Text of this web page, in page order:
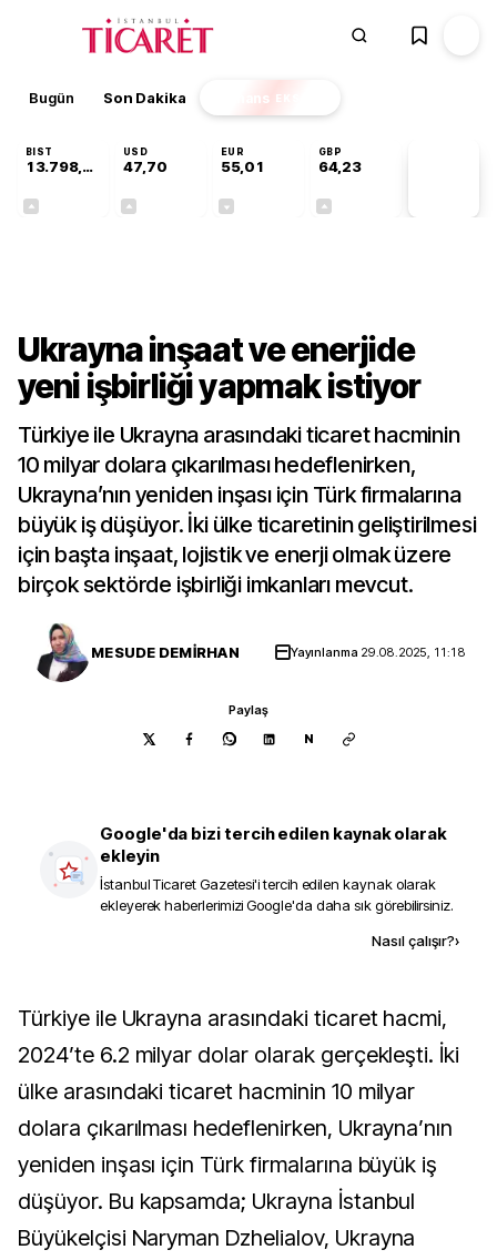
Bugün Son Dakika Finans EKSTRA
BIST
13.798,82
USD
47,70
EUR
55,01
GBP
64,23
Ukrayna inşaat ve enerjide
yeni işbirliği yapmak istiyor
Türkiye ile Ukrayna arasındaki ticaret hacminin
10 milyar dolara çıkarılması hedeflenirken,
Ukrayna’nın yeniden inşası için Türk firmalarına
büyük iş düşüyor. İki ülke ticaretinin geliştirilmesi
için başta inşaat, lojistik ve enerji olmak üzere
birçok sektörde işbirliği imkanları mevcut.
MESUDE DEMİRHAN Yayınlanma 29.08.2025, 11:18
Paylaş
N
Google'da bizi tercih edilen kaynak olarak
ekleyin
İstanbul Ticaret Gazetesi'i tercih edilen kaynak olarak
ekleyerek haberlerimizi Google'da daha sık görebilirsiniz.
Nasıl çalışır?›
Türkiye ile Ukrayna arasındaki ticaret hacmi,
2024’te 6.2 milyar dolar olarak gerçekleşti. İki
ülke arasındaki ticaret hacminin 10 milyar
dolara çıkarılması hedeflenirken, Ukrayna’nın
yeniden inşası için Türk firmalarına büyük iş
düşüyor. Bu kapsamda; Ukrayna İstanbul
Büyükelçisi Naryman Dzhelialov, Ukrayna